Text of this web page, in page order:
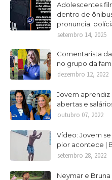
Adolescentes
dentro de
pronuncia;
setembro 14, 2025
Comentarista
no grupo da
dezembro 12, 2022
Jovem aprendiz
abertas e
outubro 07, 2022
Vídeo: Jovem
pior acontece |
setembro 28, 2022
Neymar e